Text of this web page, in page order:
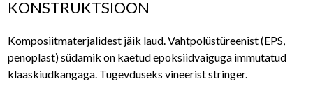
KONSTRUKTSIOON
Komposiitmaterjalidest jäik laud. Vahtpolüstüreenist (EPS,
penoplast) südamik on kaetud epoksiidvaiguga immutatud
klaaskiudkangaga. Tugevduseks vineerist stringer.